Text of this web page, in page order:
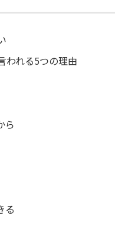
われる5つの理由
ら
る